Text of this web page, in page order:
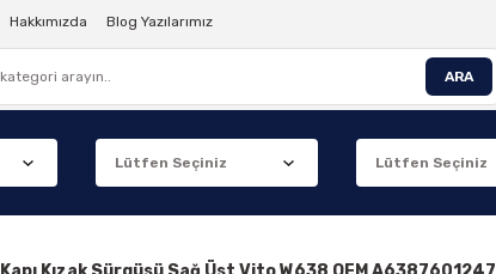
Hakkımızda Blog Yazılarımız
ARA